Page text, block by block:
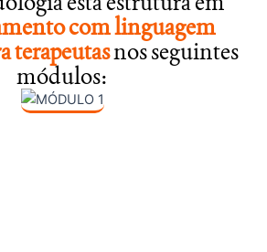
com linguagem
terapeutasnos seguintes
módulos: